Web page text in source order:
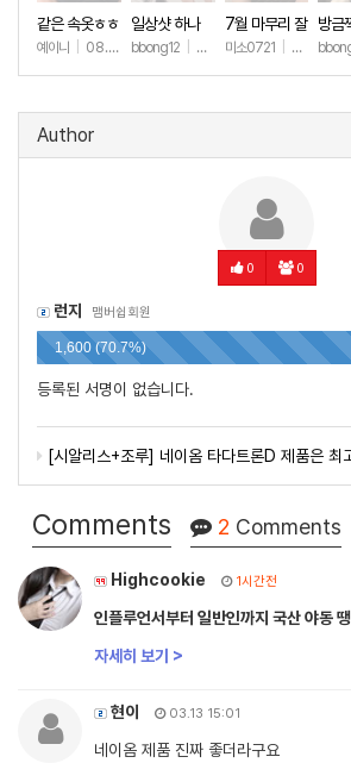
같은 속옷ㅎㅎ
예이니 08.04 +64
일상샷 하나
bbong12 07.31+89
7월 마무리 잘
하세요🫶
미소0721 07.31+244
방금
한 일
Author
0 0
런지 맴버쉽회원
1,600 (70.7%)
등록된 서명이 없습니다.
[시알리스+조루] 네이옴 타다트론D 제품은 최
Comments 2 Comments
Highcookie 1시간전
인플루언서부터 일반인까지 국산 야
자세히 보기 >
현이 03.13 15:01
네이옴 제품 진짜 좋더라구요